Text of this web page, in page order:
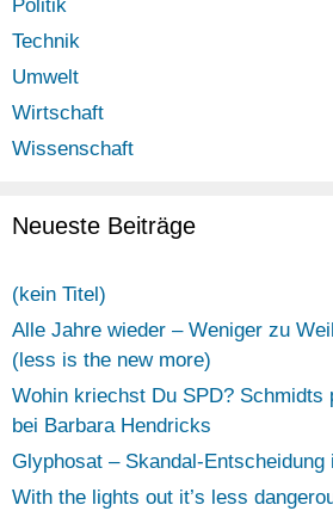
Politik
Technik
Umwelt
Wirtschaft
Wissenschaft
Neueste Beiträge
(kein Titel)
Alle Jahre wieder – Weniger zu
(less is the new more)
Wohin kriechst Du SPD? Schmidts
bei Barbara Hendricks
Glyphosat – Skandal-Entscheidung
With the lights out it’s less